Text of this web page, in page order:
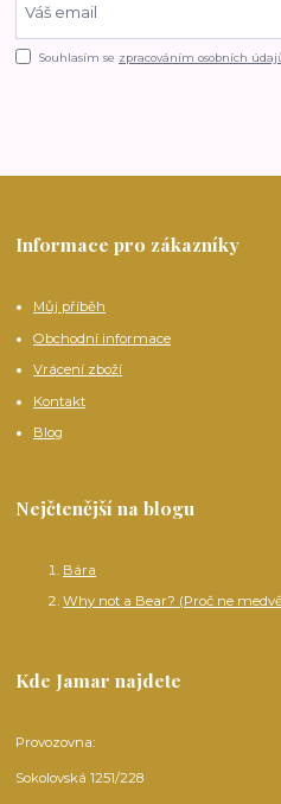
Souhlasím se zpracováním osobních
Informace pro zákazníky
Můj příběh
Obchodní informace
Vrácení zboží
Kontakt
Blog
Nejčtenější na blogu
Bára
Why not a Bear? (Proč ne
Kde Jamar najdete
Provozovna:
Sokolovská 1251/228